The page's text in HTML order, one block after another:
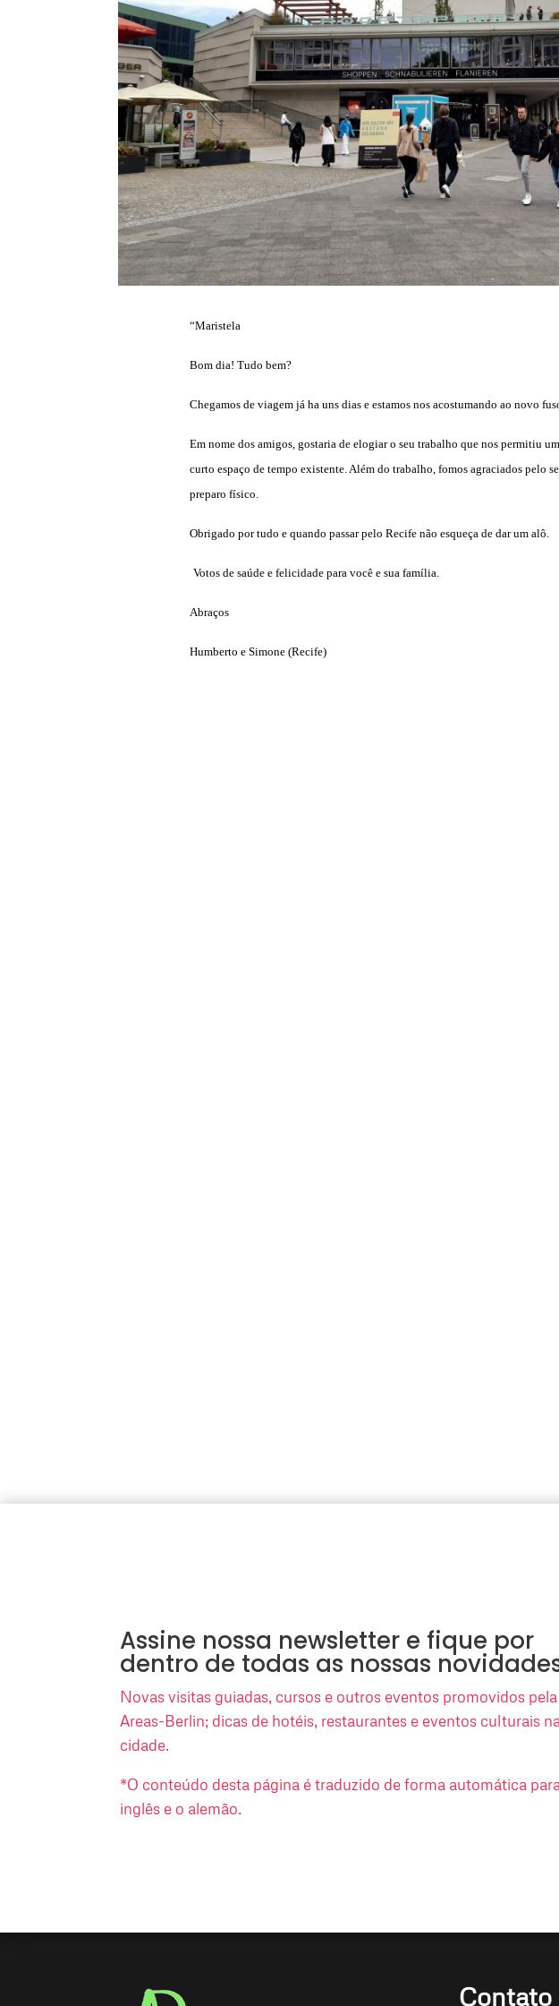
“Maristela
Bom dia! Tudo bem?
Chegamos de viagem já ha uns dias e estamos nos acostumando ao novo
Em nome dos amigos, gostaria de elogiar o seu trabalho que nos permitiu
curto espaço de tempo existente. Além do trabalho, fomos agraciados pelo
preparo físico.
Obrigado por tudo e quando passar pelo Recife não esqueça de dar um alô.
Votos de saúde e felicidade para você e sua família.
Abraços
Humberto e Simone (Recife)
Assine nossa newsletter e fique por
dentro de todas as nossas
Novas visitas guiadas, cursos e outros eventos promovidos pela
Areas-Berlin; dicas de hotéis, restaurantes e eventos culturais
cidade.
*O conteúdo desta página é traduzido de forma automática
inglês e o alemão.
Contato